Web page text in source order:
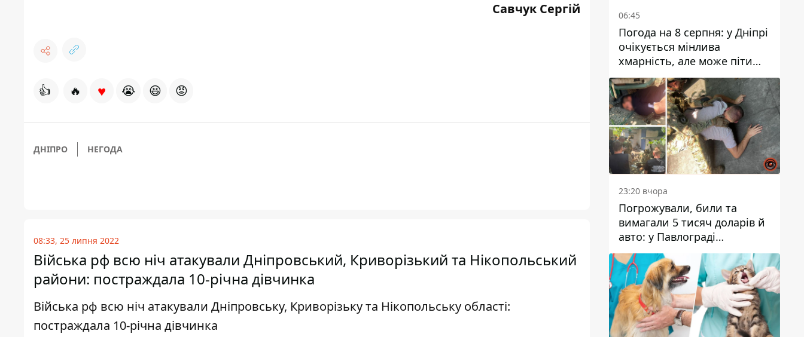
Савчук Сергій
👍 🔥 ♥ 😭 😆 😡
ДНІПРО НЕГОДА
08:33, 25 липня 2022
Війська рф всю ніч атакували Дніпровський, Криворізький та Нікопольський
райони: постраждала 10-річна дівчинка
Війська рф всю ніч атакували Дніпровську, Криворізьку та Нікопольську області:
постраждала 10-річна дівчинка
06:45
Погода на 8 серпня: у Дніпрі
очікується мінлива
хмарність, але може піти
дощ
23:20 вчора
Погрожували, били та
вимагали 5 тисяч доларів й
авто: у Павлограді
затримали двох чоловіків